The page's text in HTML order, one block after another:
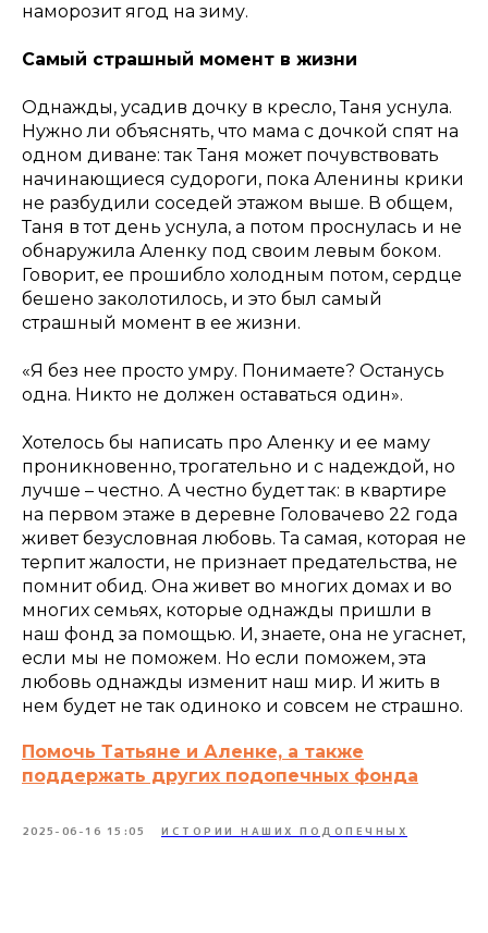
наморозит ягод на зиму.
Самый страшный момент в жизни
Однажды, усадив дочку в кресло, Таня уснула.
Нужно ли объяснять, что мама с дочкой спят на
одном диване: так Таня может почувствовать
начинающиеся судороги, пока Аленины крики
не разбудили соседей этажом выше. В общем,
Таня в тот день уснула, а потом проснулась и не
обнаружила Аленку под своим левым боком.
Говорит, ее прошибло холодным потом, сердце
бешено заколотилось, и это был самый
страшный момент в ее жизни.
«Я без нее просто умру. Понимаете? Останусь
одна. Никто не должен оставаться один».
Хотелось бы написать про Аленку и ее маму
проникновенно, трогательно и с надеждой, но
лучше – честно. А честно будет так: в квартире
на первом этаже в деревне Головачево 22 года
живет безусловная любовь. Та самая, которая не
терпит жалости, не признает предательства, не
помнит обид. Она живет во многих домах и во
многих семьях, которые однажды пришли в
наш фонд за помощью. И, знаете, она не угаснет,
если мы не поможем. Но если поможем, эта
любовь однажды изменит наш мир. И жить в
нем будет не так одиноко и совсем не страшно.
Помочь Татьяне и Аленке, а также
поддержать других подопечных фонда
2025-06-16 15:05 ИСТОРИИ НАШИХ ПОДОПЕЧНЫХ